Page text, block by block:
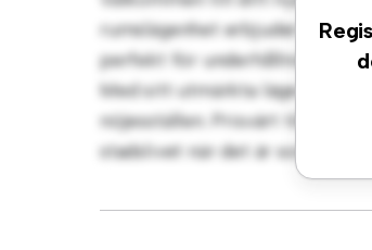
rumslägenhet erbjuder ett
perfekt för underhållning, och
Med sitt utmärkta läge ligger
nöjesställen. Prisvärt till 4
stadslivet när det är som bäst.